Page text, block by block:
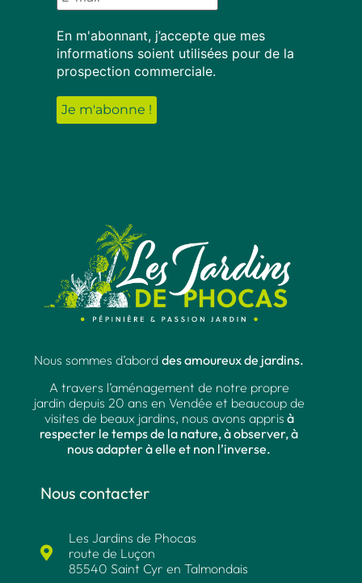
En m'abonnant, j’accepte que mes
informations soient utilisées pour de la
prospection commerciale.
Nous sommes d’abord des amoureux de jardins.
A travers l’aménagement de notre propre
jardin depuis 20 ans en Vendée et beaucoup de
visites de beaux jardins, nous avons appris à
respecter le temps de la nature, à observer, à
nous adapter à elle et non l’inverse.
Nous contacter
Les Jardins de Phocas
route de Luçon
85540 Saint Cyr en Talmondais